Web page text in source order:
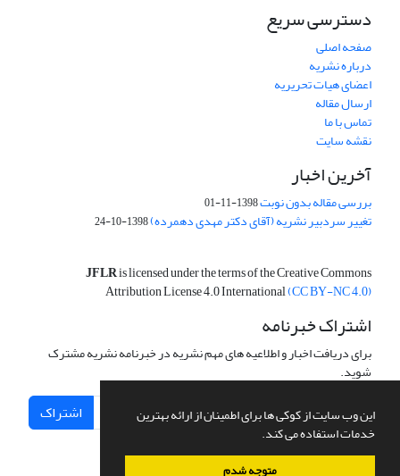
این وب سایت از کوکی ها برای اطمینان از ارائه بهترین
خدمات استفاده می کند.
متوجه شدم
دسترسی سریع
صفحه اصلی
درباره نشریه
اعضای هیات تحریریه
ارسال مقاله
تماس با ما
نقشه سایت
آخرین اخبار
بررسی مقاله بدون نوبت1398-11-01
تغییر سردبیر نشریه (آقای دکتر مهدی دهمرده)1398-10-24
JFLRis licensed under the terms of the Creative Commons
Attribution License 4.0 International(CC BY-NC 4.0)
اشتراک خبرنامه
برای دریافت اخبار و اطلاعیه های مهم نشریه در خبرنامه نشریه مشترک
شوید.
اشتراک